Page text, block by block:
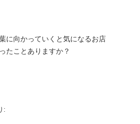
に向かっていくと気になるお店
たことありますか？
: